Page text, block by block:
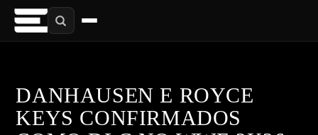
DANHAUSEN E ROYCE
KEYS CONFIRMADOS